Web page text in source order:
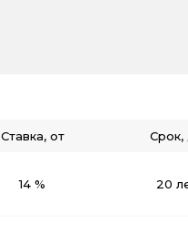
Ставка, от Срок,
14 % 20